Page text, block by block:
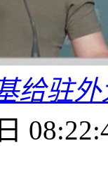
给驻